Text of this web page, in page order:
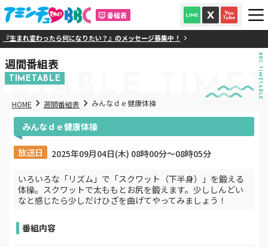
番組表
生まれ変わったら何になりたい？』のメッセージ募集中！
週間番組表
TIMETABLE BBC TIMETABLE
HOME 週間番組表 みんなｄｅ健康体操
みんなｄｅ健康体操
放送日 2025年09月04日(木) 08時00分〜08時05分
いろいろな「リズム」で「スクワット（下半身）」を鍛える
体操。スクワットで太ももとお尻を鍛えます。少ししんどい
なと感じたら少しだけひざを曲げてやってみましょう！
番組内容